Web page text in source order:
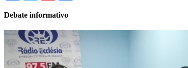
Debate informativo